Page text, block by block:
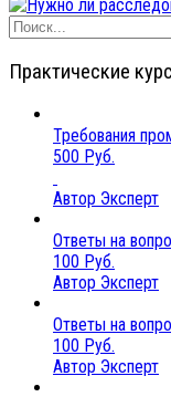
Практические
Требования
500 Руб.
Автор Эксперт
Ответы на
100 Руб.
Автор Эксперт
Ответы на
100 Руб.
Автор Эксперт